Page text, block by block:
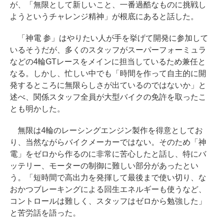
が、「無限として新しいこと、一番過酷なものに挑戦し
ようというチャレンジ精神」が根底にあると話した。
「神電 参」はやりたい人が手を挙げて開発に参加して
いるそうだが、多くのスタッフがスーパーフォーミュラ
などの4輪GTレースをメインに担当しているため兼任と
なる。しかし、忙しい中でも「時間を作って自主的に開
発するところに無限らしさが出ているのではないか」と
述べ、関係スタッフ全員が大型バイクの免許を取ったこ
とも明かした。
無限は4輪のレーシングエンジン製作を得意としてお
り、当然ながらバイクメーカーではない。そのため「神
電」をゼロから作るのに非常に苦心したと話し、特にバ
ッテリー、モーターの制御に難しい部分があったとい
う。「短時間で高出力を発揮して最後まで使い切り、な
おかつブレーキングによる回生エネルギーも使うなど、
コントロールは難しく、スタッフはゼロから勉強した」
と苦労話を語った。